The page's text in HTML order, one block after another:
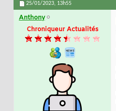
25/01/2023, 13h55
Anthony
Chroniqueur Actualités